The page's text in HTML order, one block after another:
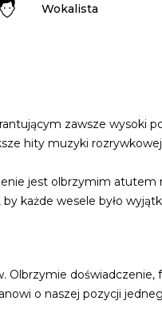
Wokalista
zawsze wysoki
hity muzyki
jest olbrzymim atutem
każde wesele było
o naszej pozycji